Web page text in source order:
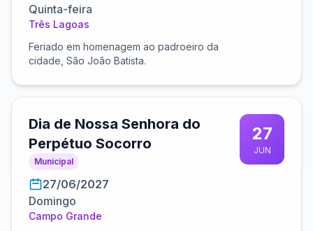
Quinta-feira
Três Lagoas
Feriado em homenagem ao padroeiro da
cidade, São João Batista.
Dia de Nossa Senhora do
Perpétuo Socorro
Municipal
27/06/2027
Domingo
Campo Grande
27
JUN